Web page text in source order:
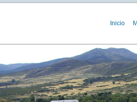
Inicio